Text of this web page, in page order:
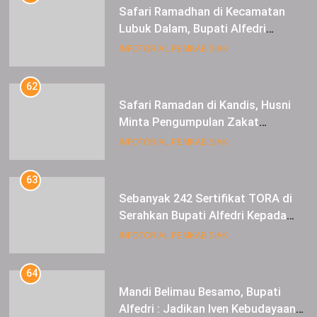
Safari Ramadan di Kandis, Husni
Minta Pengumpulan Zakat
Meningkat
INFOTORIAL PEMKAB SIAK
63
Sebanyak 242 Sertifikat TORA di
Serahkan Bupati Alfedri Kepada
Masyarakat Kerinci Kiri
INFOTORIAL PEMKAB SIAK
64
Mandi Belimau Besamo, Bupati
Alfedri : Jadikan Iven Kebudayaan
tahunan di Kabupaten Siak
INFOTORIAL PEMKAB SIAK
65
Tuntaskan Kasus Stunting,
Pemkab Siak Bersama PT. BSP